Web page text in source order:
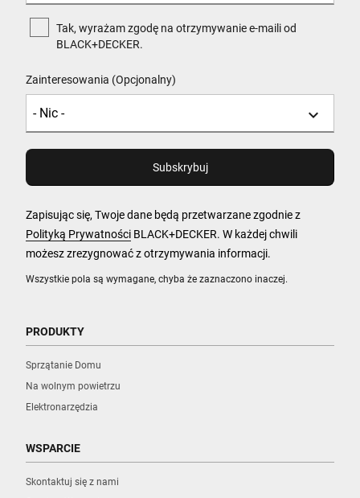
Wszystkie pola są wymagane, chyba że zaznaczono inaczej.
Tak, wyrażam zgodę na otrzymywanie e-maili od
BLACK+DECKER.
Zainteresowania (Opcjonalny)
Zapisując się, Twoje dane będą przetwarzane zgodnie z
Polityką Prywatności BLACK+DECKER. W każdej chwili
możesz zrezygnować z otrzymywania informacji.
PRODUKTY
Sprzątanie Domu
Na wolnym powietrzu
Elektronarzędzia
WSPARCIE
Skontaktuj się z nami